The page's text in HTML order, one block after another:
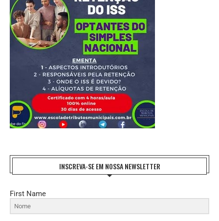
INSCREVA-SE EM NOSSA NEWSLETTER
First Name